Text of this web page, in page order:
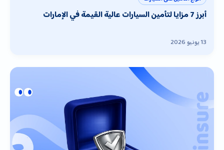
أبرز 7 مزايا لتأمين السيارات عالية القيمة في الإمارات
13 يونيو 2026